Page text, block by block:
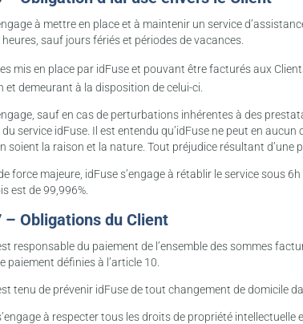
à mettre en place et à maintenir un service
heures, sauf jours fériés et périodes de vacances.
mis en place par idFuse et pouvant être facturés aux
et demeurant à la disposition de celui-ci.
sauf en cas de perturbations inhérentes à des
service idFuse. Il est entendu qu’idFuse ne peut en
soient la raison et la nature. Tout préjudice résultant
force majeure, idFuse s’engage à rétablir le service sous
est de 99,996%.
– Obligations du Client
responsable du paiement de l’ensemble des sommes
paiement définies à l’article 10.
tenu de prévenir idFuse de tout changement de domicile
à respecter tous les droits de propriété